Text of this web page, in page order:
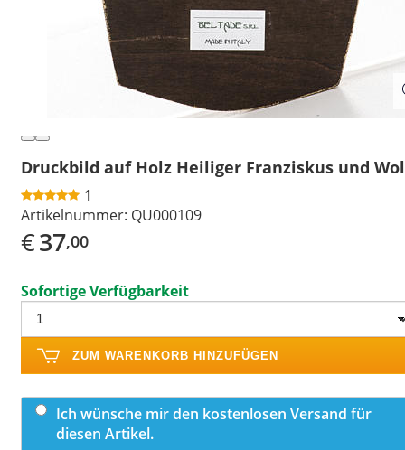
Druckbild auf Holz Heiliger Franziskus und
1
Artikelnummer: QU000109
€37,00
Sofortige Verfügbarkeit
ZUM WARENKORB HINZUFÜGEN
Ich wünsche mir den kostenlosen Versand für
diesen Artikel.